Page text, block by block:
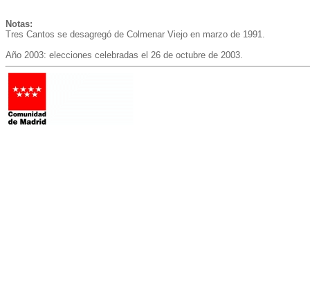
Notas:
Tres Cantos se desagregó de Colmenar Viejo en marzo de 1991.
Año 2003: elecciones celebradas el 26 de octubre de 2003.